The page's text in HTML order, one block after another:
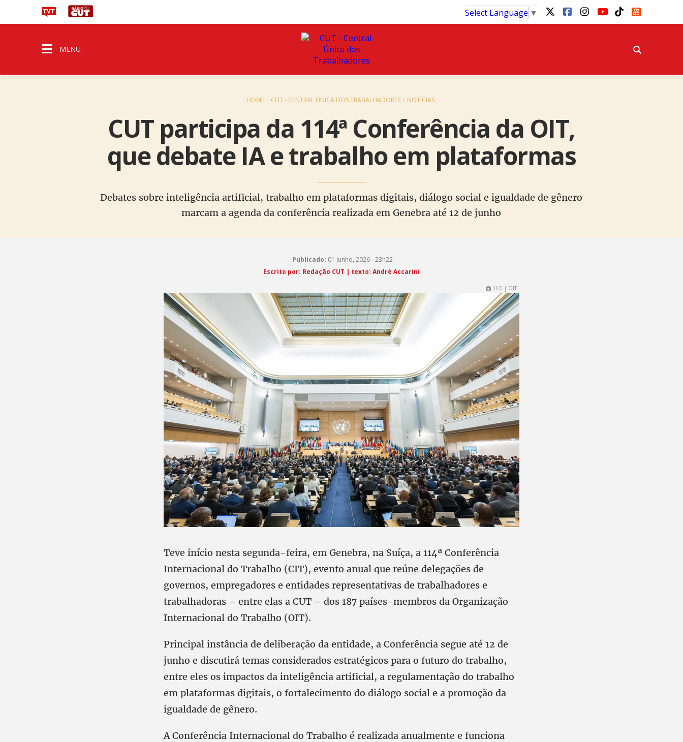
Select Language ▼
MENU
HOME CUT - CENTRAL ÚNICA DOS TRABALHADORES NOTÍCIAS
CUT participa da 114ª Conferência da OIT,
que debate IA e trabalho em plataformas
Debates sobre inteligência artificial, trabalho em plataformas digitais, diálogo social e igualdade de gênero
marcam a agenda da conferência realizada em Genebra até 12 de junho
Publicado: 01 Junho, 2026 - 23h22
Escrito por: Redação CUT | texto: André Accarini
ILO | OIT
Teve início nesta segunda-feira, em Genebra, na Suíça, a 114ª Conferência
Internacional do Trabalho (CIT), evento anual que reúne delegações de
governos, empregadores e entidades representativas de trabalhadores e
trabalhadoras – entre elas a CUT – dos 187 países-membros da Organização
Internacional do Trabalho (OIT).
Principal instância de deliberação da entidade, a Conferência segue até 12 de
junho e discutirá temas considerados estratégicos para o futuro do trabalho,
entre eles os impactos da inteligência artificial, a regulamentação do trabalho
em plataformas digitais, o fortalecimento do diálogo social e a promoção da
igualdade de gênero.
A Conferência Internacional do Trabalho é realizada anualmente e funciona